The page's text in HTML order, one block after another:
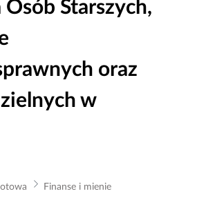
Starszych,
oraz
w
Finanse i mienie